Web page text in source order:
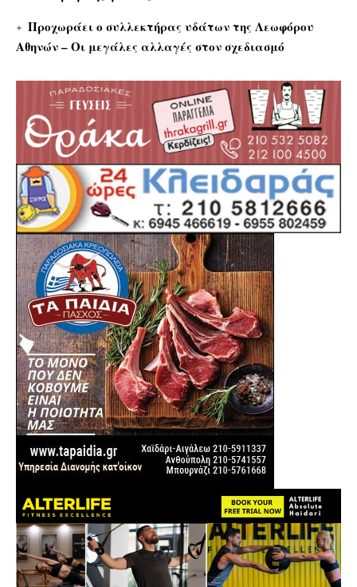
Προχωράει ο συλλεκτήρας υδάτων της Λεωφόρου
Αθηνών – Οι μεγάλες αλλαγές στον σχεδιασμό